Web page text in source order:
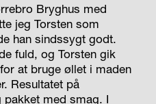
Bryghus med
jeg Torsten som
han sindssygt godt.
fuld, og Torsten gik
at bruge øllet i maden
Resultatet på
pakket med smag. I